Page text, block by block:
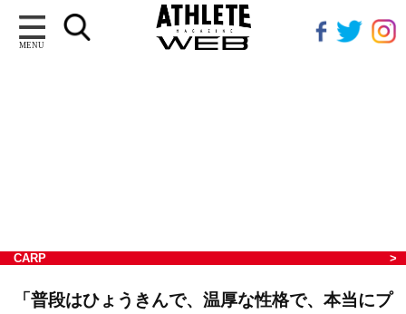
MENU
CARP
「普段はひょうきんで、温厚な性格で、本当にプ